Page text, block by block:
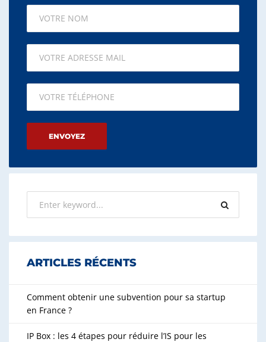
Please leave this field empty.
ARTICLES RÉCENTS
Comment obtenir une subvention pour sa startup
en France ?
IP Box : les 4 étapes pour réduire l’IS pour les